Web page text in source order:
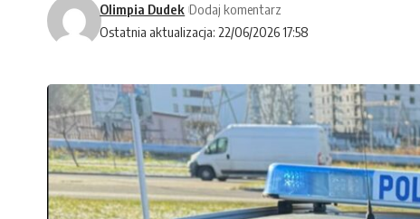
Ostatnia aktualizacja: 22/06/2026 17:58
Olimpia Dudek Dodaj komentarz